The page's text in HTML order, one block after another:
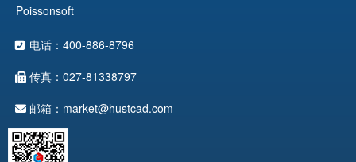
Poissonsoft
电话：400-886-8796
传真：027-81338797
邮箱：market@hustcad.com